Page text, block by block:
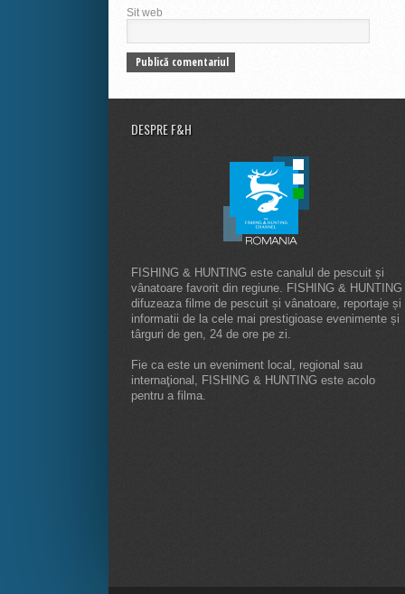
Sit web
DESPRE F&H
FISHING & HUNTING este canalul de pescuit și
vânatoare favorit din regiune. FISHING & HUNTING
difuzeaza filme de pescuit și vânatoare, reportaje și
informatii de la cele mai prestigioase evenimente și
târguri de gen, 24 de ore pe zi.
Fie ca este un eveniment local, regional sau
internaţional, FISHING & HUNTING este acolo
pentru a filma.